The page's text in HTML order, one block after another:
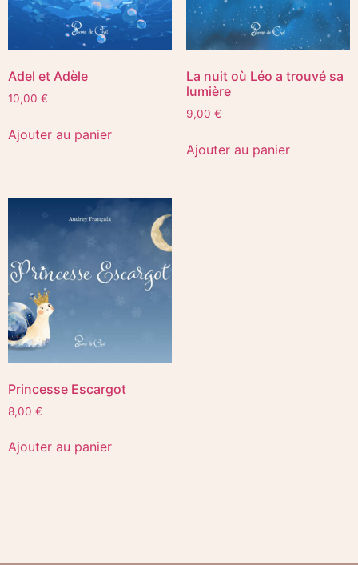
Adel et Adèle
10,00 €
Ajouter au panier
La nuit où Léo a trouvé sa
lumière
9,00 €
Ajouter au panier
Princesse Escargot
8,00 €
Ajouter au panier